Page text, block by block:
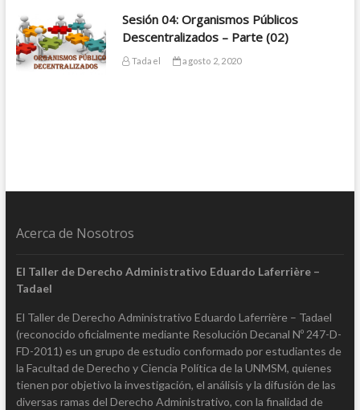
Sesión 04: Organismos Públicos
Descentralizados – Parte (02)
Tadael agosto 2, 2020
Acerca de Nosotros
El Taller de Derecho Administrativo Eduardo Laferrière –
Tadael
El Taller de Derecho Administrativo Eduardo Laferrière – Tadael
(reconocido oficialmente mediante Resolución Decanal Nº 247-D-
FD-2011) es un grupo de estudio conformado por estudiantes de
la Facultad de Derecho y Ciencia Política de la UNMSM, quienes
tienen por objetivo la investigación, el análisis y la difusión de las
diversas ramas del Derecho Administrativo, con la finalidad de